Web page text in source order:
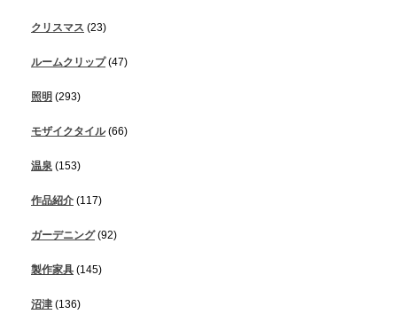
クリスマス (23)
ルームクリップ(47)
照明 (293)
モザイクタイル(66)
温泉 (153)
作品紹介 (117)
ガーデニング(92)
製作家具 (145)
沼津 (136)